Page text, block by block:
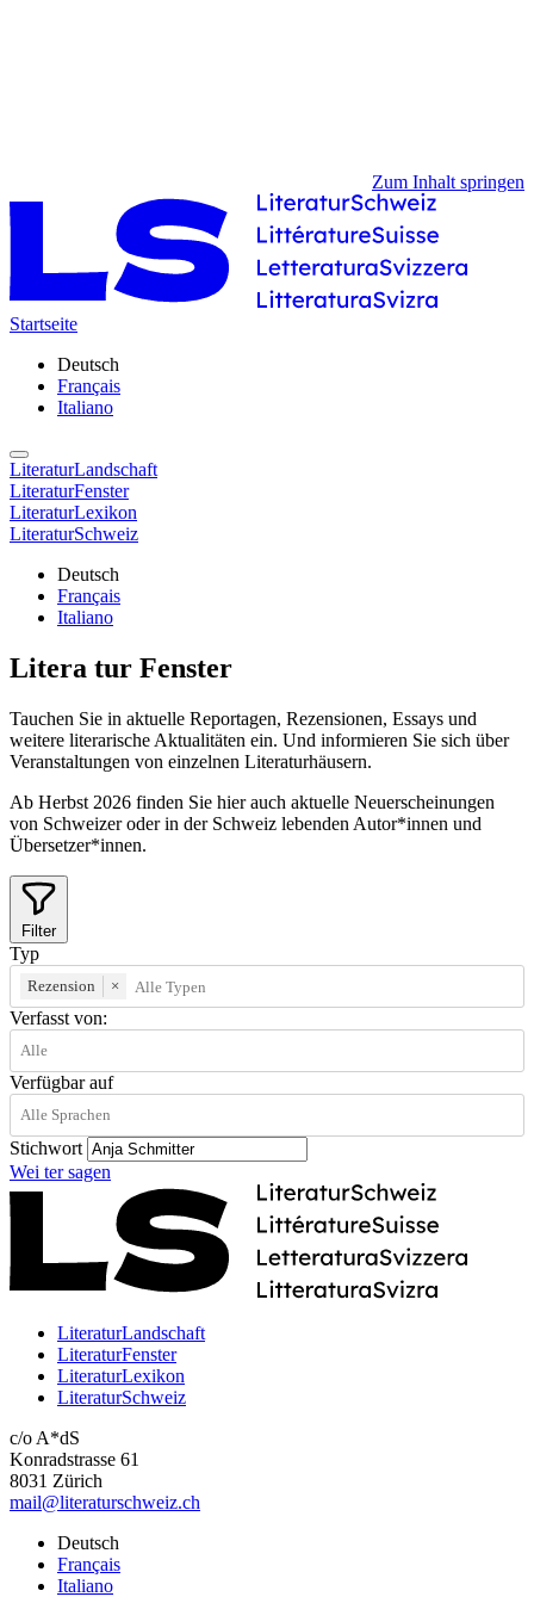
Zum Inhalt springen
Startseite
Deutsch
Français
Italiano
LiteraturLandschaft
LiteraturFenster
LiteraturLexikon
LiteraturSchweiz
Deutsch
Français
Italiano
Litera tur Fenster
Tauchen Sie in aktuelle Reportagen, Rezensionen, Essays und
weitere literarische Aktualitäten ein. Und informieren Sie sich über
Veranstaltungen von einzelnen Literaturhäusern.
Ab Herbst 2026 finden Sie hier auch aktuelle Neuerscheinungen
von Schweizer oder in der Schweiz lebenden Autor*innen und
Übersetzer*innen.
Filter
Typ
Rezension ×
Verfasst von:
Verfügbar auf
Stichwort
Wei ter sagen
LiteraturLandschaft
LiteraturFenster
LiteraturLexikon
LiteraturSchweiz
c/o A*dS
Konradstrasse 61
8031 Zürich
mail@literaturschweiz.ch
Deutsch
Français
Italiano